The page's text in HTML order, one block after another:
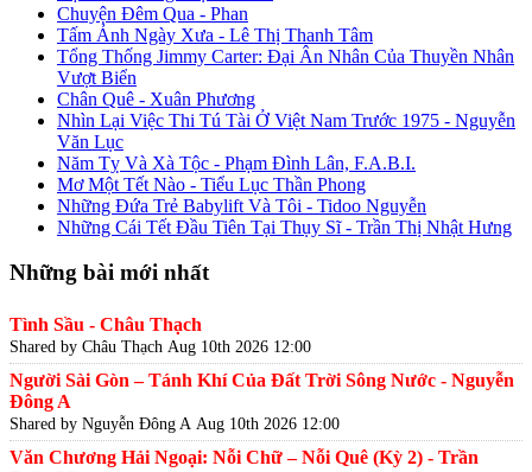
Chuyện Đêm Qua - Phan
Tấm Ảnh Ngày Xưa - Lê Thị Thanh Tâm
Tổng Thống Jimmy Carter: Đại Ân Nhân Của Thuyền Nhân
Vượt Biển
Chân Quê - Xuân Phương
Nhìn Lại Việc Thi Tú Tài Ở Việt Nam Trước 1975 - Nguyễn
Văn Lục
Năm Tỵ Và Xà Tộc - Phạm Đình Lân, F.A.B.I.
Mơ Một Tết Nào - Tiểu Lục Thần Phong
Những Đứa Trẻ Babylift Và Tôi - Tidoo Nguyễn
Những Cái Tết Đầu Tiên Tại Thụy Sĩ - Trần Thị Nhật Hưng
Những bài mới nhất
Tình Sầu - Châu Thạch
Shared by Châu Thạch Aug 10th 2026 12:00
Người Sài Gòn – Tánh Khí Của Đất Trời Sông Nước - Nguyễn
Đông A
Shared by Nguyễn Đông A Aug 10th 2026 12:00
Văn Chương Hải Ngoại: Nỗi Chữ – Nỗi Quê (Kỳ 2) - Trần